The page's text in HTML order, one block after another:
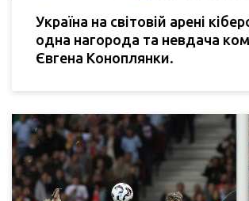
Україна на світовій арені
одна нагорода та невдача
Євгена Коноплянки.